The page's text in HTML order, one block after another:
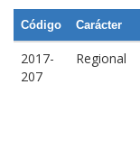
Código Carácter
2017-
207
Regional